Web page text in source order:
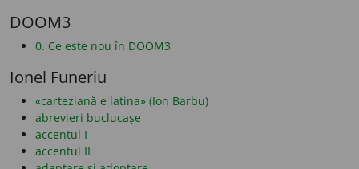
DOOM3
0. Ce este nou în DOOM3
Ionel Funeriu
«carteziană e latina» (Ion Barbu)
abrevieri buclucașe
accentul I
accentul II